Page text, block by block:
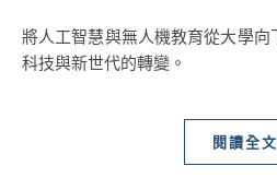
將人工智慧與無人機教育從大學向下扎根，讓莘莘學子了解新
科技與新世代的轉變。
閱讀全文